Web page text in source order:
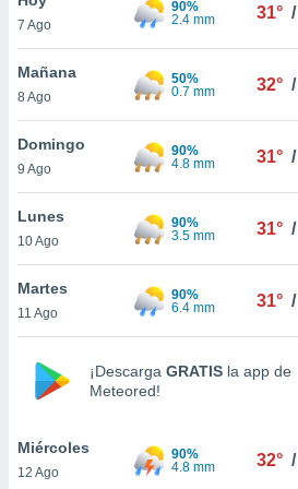
y
en
más
de
cookies
aceptar
7 Ago
90%
2.4 mm
31° /
Mañana
8 Ago
50%
0.7 mm
32° /
Domingo
9 Ago
90%
4.8 mm
31° /
Lunes
10 Ago
90%
3.5 mm
31° /
Martes
11 Ago
90%
6.4 mm
31° /
¡Descarga GRATIS la app de
Meteored!
Miércoles
12 Ago
90%
4.8 mm
32° /